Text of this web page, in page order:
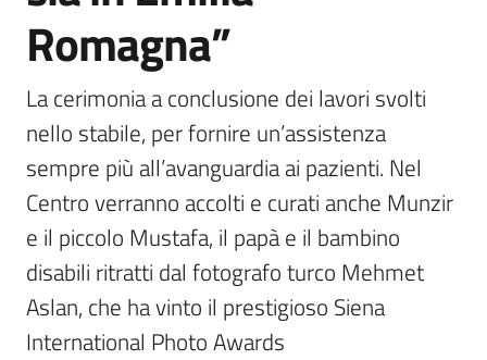
Romagna”
La cerimonia a conclusione dei lavori svolti
nello stabile, per fornire un’assistenza
sempre più all’avanguardia ai pazienti. Nel
Centro verranno accolti e curati anche Munzir
e il piccolo Mustafa, il papà e il bambino
disabili ritratti dal fotografo turco Mehmet
Aslan, che ha vinto il prestigioso Siena
International Photo Awards